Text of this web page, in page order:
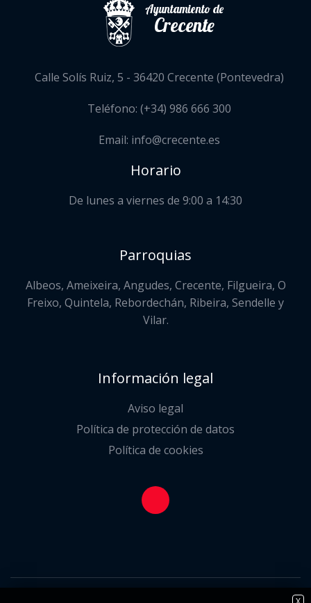
Ayuntamiento de
Crecente
Calle Solís Ruiz, 5 - 36420 Crecente (Pontevedra)
Teléfono: (+34) 986 666 300
Email: info@crecente.es
Horario
De lunes a viernes de 9:00 a 14:30
Parroquias
Albeos, Ameixeira, Angudes, Crecente, Filgueira, O
Freixo, Quintela, Rebordechán, Ribeira, Sendelle y
Vilar.
Información legal
Aviso legal
Política de protección de datos
Política de cookies